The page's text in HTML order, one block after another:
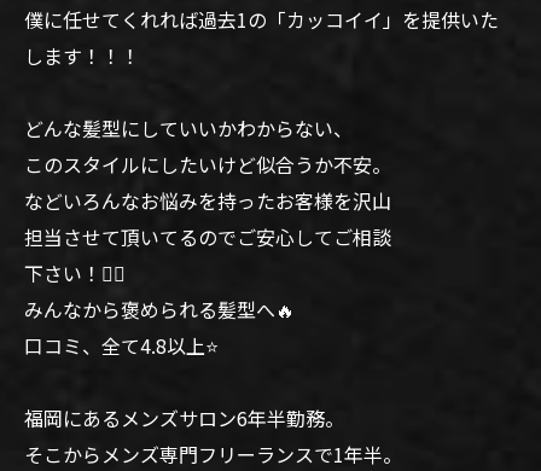
僕に任せてくれれば過去1の「カッコイイ」を提供いた
します！！！
どんな髪型にしていいかわからない、
このスタイルにしたいけど似合うか不安。
などいろんなお悩みを持ったお客様を沢山
担当させて頂いてるのでご安心してご相談
下さい！🙆‍♂️
みんなから褒められる髪型へ🔥
口コミ、全て4.8以上⭐️
福岡にあるメンズサロン6年半勤務。
そこからメンズ専門フリーランスで1年半。